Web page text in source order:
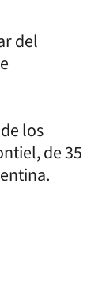
del
los
de 35